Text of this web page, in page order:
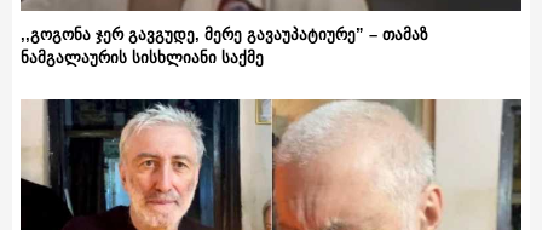
,,გოგონა ჯერ გავგუდე, მერე გავაუპატიურე” – თამაზ
ნამგალაურის სისხლიანი საქმე